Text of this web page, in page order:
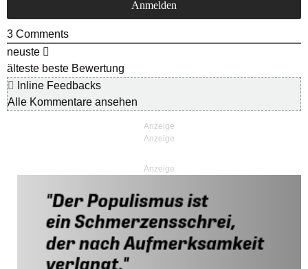
3 Comments
neuste
älteste beste Bewertung
Inline Feedbacks
Alle Kommentare ansehen
Anzeige